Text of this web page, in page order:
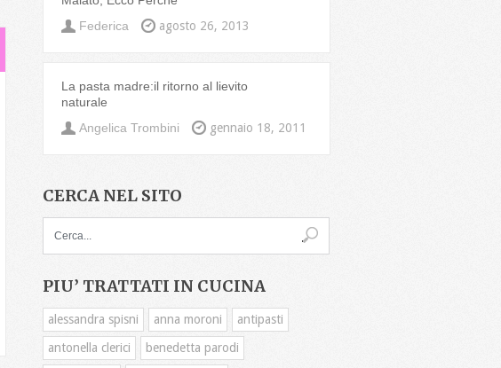
Federica
agosto 26, 2013
La pasta madre:il ritorno al lievito
naturale
Angelica Trombini
gennaio 18, 2011
CERCA NEL SITO
PIU’ TRATTATI IN CUCINA
alessandra spisni anna moroni
antipasti
antonella clerici
benedetta parodi